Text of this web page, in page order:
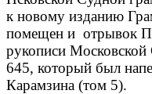
к новому изданию
помещен и отрывок
рукописи
645, который был
Карамзина (том 5).